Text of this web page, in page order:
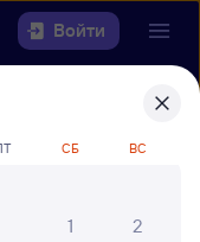
Войти
СБ ВС
1
2